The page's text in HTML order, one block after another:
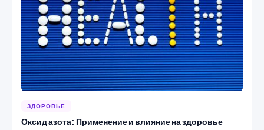
ЗДОРОВЬЕ
Оксид азота: Применение и влияние на здоровье